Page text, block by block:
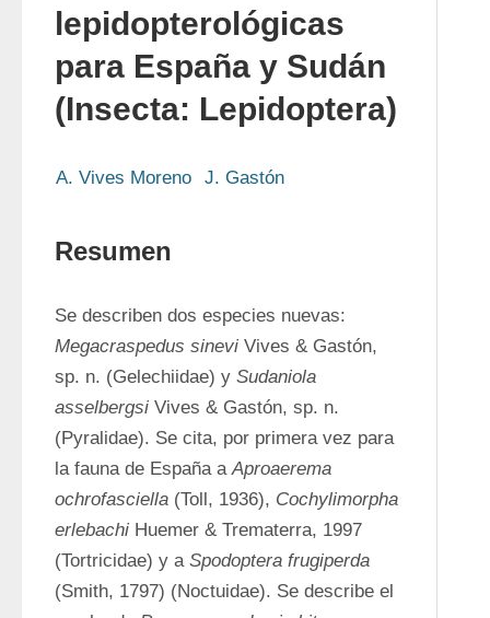
lepidopterológicas
para España y Sudán
(Insecta: Lepidoptera)
A. Vives Moreno J. Gastón
Resumen
Megacraspedus sinevi Vives & Gastón,
sp. n. (Gelechiidae) y Sudaniola
asselbergsi Vives & Gastón, sp. n.
(Pyralidae). Se cita, por primera vez para
la fauna de España a Aproaerema
ochrofasciella (Toll, 1936), Cochylimorpha
erlebachi Huemer & Trematerra, 1997
(Tortricidae) y a
(Smith, 1797) (Noctuidae). Se describe el